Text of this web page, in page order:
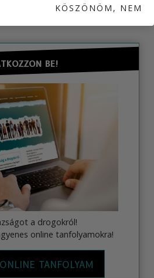
BE!
a drogokról!
online tanfolyamokra!
TANFOLYAM
KÖSZÖNÖM, NEM